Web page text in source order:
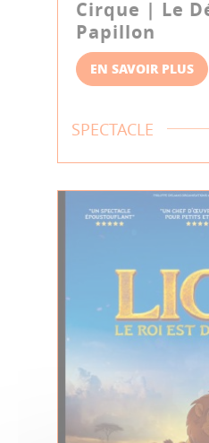
Cirque | Le
Papillon
EN SAVOIR PLUS
SPECTACLE